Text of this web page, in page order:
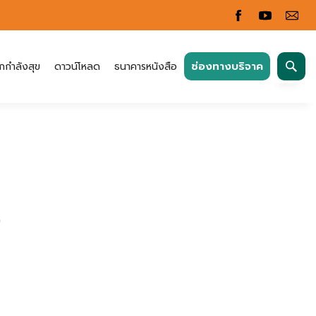
กำลังสุข ดาวน์โหลด ธนาคารหนังสือ ช่องทางบริจาค
ค้นหา